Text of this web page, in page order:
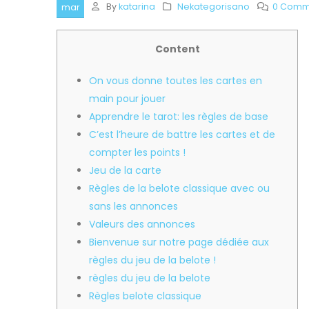
mar By katarina Nekategorisano 0
Content
On vous donne toutes les cartes en
main pour jouer
Apprendre le tarot: les règles de base
C’est l’heure de battre les cartes et de
compter les points !
Jeu de la carte
Règles de la belote classique avec ou
sans les annonces
Valeurs des annonces
Bienvenue sur notre page dédiée aux
règles du jeu de la belote !
règles du jeu de la belote
Règles belote classique